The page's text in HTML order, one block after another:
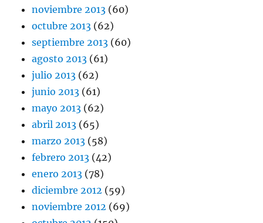
noviembre 2013 (60)
octubre 2013 (62)
septiembre 2013 (60)
agosto 2013 (61)
julio 2013 (62)
junio 2013 (61)
mayo 2013 (62)
abril 2013 (65)
marzo 2013 (58)
febrero 2013 (42)
enero 2013 (78)
diciembre 2012 (59)
noviembre 2012 (69)